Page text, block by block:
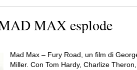
MAX esplode
Mad Max – Fury Road, un film di
Miller. Con Tom Hardy, Charlize Theron,